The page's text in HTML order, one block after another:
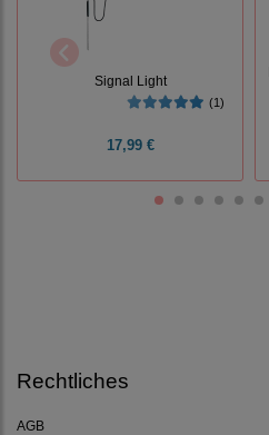
Signal Light
(1)
17,99 €
Rechtliches
AGB